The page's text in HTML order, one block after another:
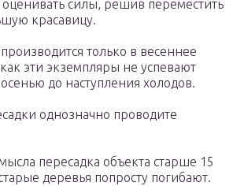
силы, решив переместить
красавицу.
только в весеннее
эти экземпляры не успевают
до наступления холодов.
однозначно проводите
пересадка объекта старше 15
деревья попросту погибают.